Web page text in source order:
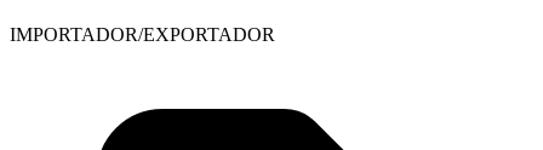
IMPORTADOR/EXPORTADOR